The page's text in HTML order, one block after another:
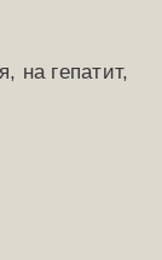
на гепатит,